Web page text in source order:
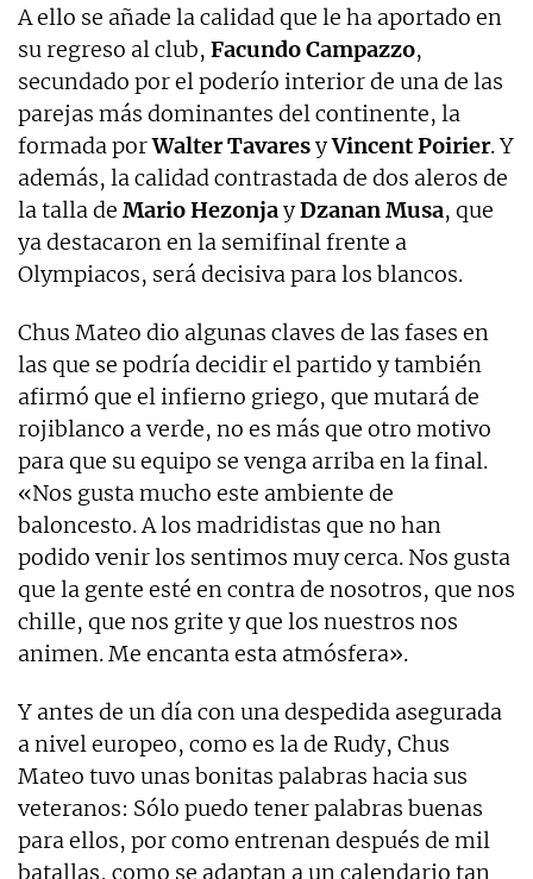
A ello se añade la calidad que le ha aportado en
su regreso al club, Facundo Campazzo,
secundado por el poderío interior de una de las
parejas más dominantes del continente, la
formada porWalterTavaresyVincent Poirier. Y
además, la calidad contrastada de dos aleros de
la talla de Mario HezonjayDzanan Musa, que
ya destacaron en la semifinal frente a
Olympiacos, será decisiva para los blancos.
Chus Mateo dio algunas claves de las fases en
las que se podría decidir el partido y también
afirmó que el infierno griego, que mutará de
rojiblanco a verde, no es más que otro motivo
para que su equipo se venga arriba en la final.
«Nos gusta mucho este ambiente de
baloncesto. A los madridistas que no han
podido venir los sentimos muy cerca. Nos gusta
que la gente esté en contra de nosotros, que nos
chille, que nos grite y que los nuestros nos
animen. Me encanta esta atmósfera».
Y antes de un día con una despedida asegurada
a nivel europeo, como es la de Rudy, Chus
Mateo tuvo unas bonitas palabras hacia sus
veteranos: Sólo puedo tener palabras buenas
para ellos, por como entrenan después de mil
batallas, como se adaptan a un calendario tan